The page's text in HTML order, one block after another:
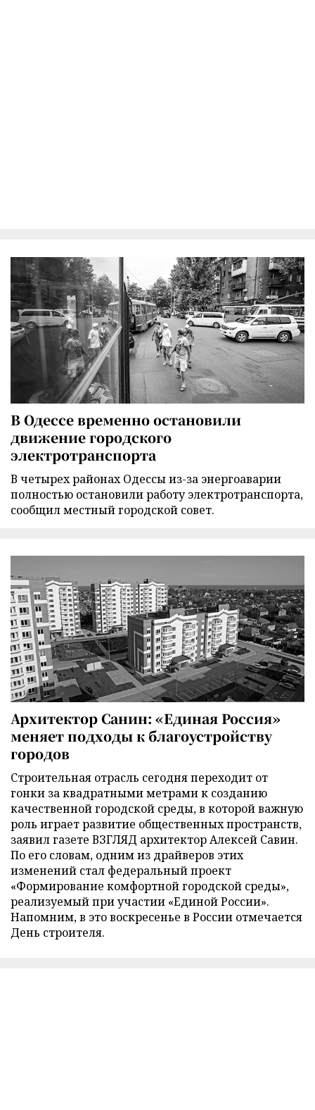
В Одессе временно остановили
движение городского
электротранспорта
В четырех районах Одессы из-за энергоаварии
полностью остановили работу электротранспорта,
сообщил местный городской совет.
Архитектор Санин: «Единая Россия»
меняет подходы к благоустройству
городов
Строительная отрасль сегодня переходит от
гонки за квадратными метрами к созданию
качественной городской среды, в которой важную
роль играет развитие общественных пространств,
заявил газете ВЗГЛЯД архитектор Алексей Савин.
По его словам, одним из драйверов этих
изменений стал федеральный проект
«Формирование комфортной городской среды»,
реализуемый при участии «Единой России».
Напомним, в это воскресенье в России отмечается
День строителя.